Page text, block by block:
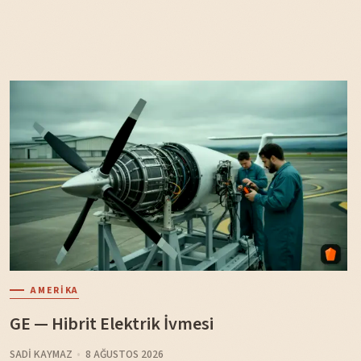
AMERIKA
GE — Hibrit Elektrik İvmesi
SADI KAYMAZ 8 AĞUSTOS 2026